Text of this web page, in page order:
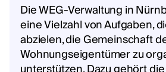
Die WEG-Verwaltung in
eine Vielzahl von Aufgaben,
abzielen, die Gemeinschaft
Wohnungseigentümer zu